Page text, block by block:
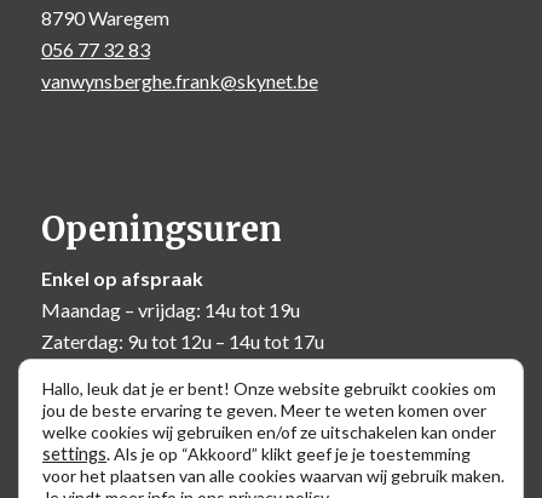
8790 Waregem
056 77 32 83
vanwynsberghe.frank@skynet.be
Openingsuren
Enkel op afspraak
Maandag – vrijdag: 14u tot 19u
Zaterdag: 9u tot 12u – 14u tot 17u
Hallo, leuk dat je er bent! Onze website gebruikt cookies om
jou de beste ervaring te geven. Meer te weten komen over
welke cookies wij gebruiken en/of ze uitschakelen kan onder
settings.Als je op “Akkoord” klikt geef je je toestemming
voor het plaatsen van alle cookies waarvan wij gebruik maken.